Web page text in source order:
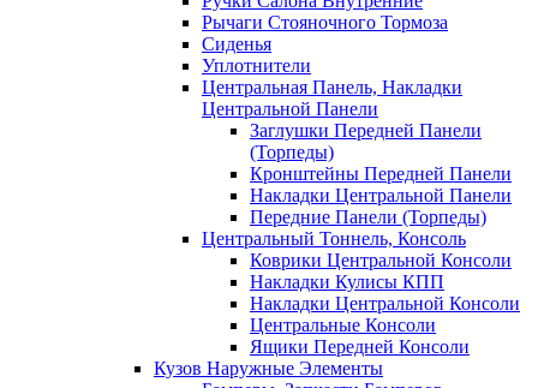
Рычаги Стояночного Тормоза
Сиденья
Уплотнители
Центральная Панель, Накладки
Центральной Панели
Заглушки Передней Панели
(Торпеды)
Кронштейны Передней Панели
Накладки Центральной Панели
Передние Панели (Торпеды)
Центральный Тоннель, Консоль
Коврики Центральной Консоли
Накладки Кулисы КПП
Накладки Центральной Консоли
Центральные Консоли
Ящики Передней Консоли
Кузов Наружные Элементы